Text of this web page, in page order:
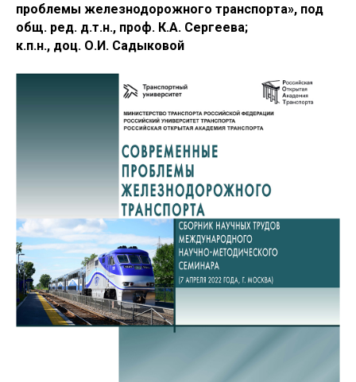
проблемы железнодорожного транспорта», под
общ. ред. д.т.н., проф. К.А. Сергеева;
к.п.н., доц. О.И. Садыковой